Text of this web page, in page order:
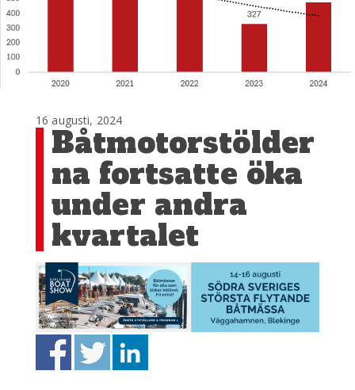
16 augusti, 2024
Båtmotorstölder
na fortsatte öka
under andra
kvartalet